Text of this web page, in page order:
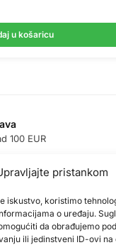
pristankom
iskustvo, koristimo
o uređaju.
da obrađujemo
ili jedinstveni ID-ovi
u košaricu
100 EUR
sve proizvode
zajamčena